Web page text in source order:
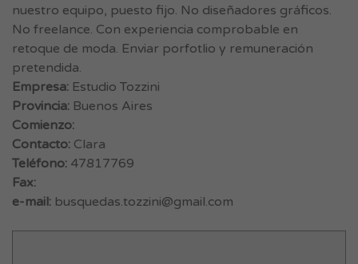
nuestro equipo, puesto fijo. No diseñadores gráficos.
No freelance. Con experiencia comprobable en
retoque de moda. Enviar porfotlio y remuneración
pretendida.
Empresa: Estudio Tozzini
Provincia: Buenos Aires
Comienzo:
Contacto: Clara
Teléfono: 47817769
Fax:
e-mail: busquedas.tozzini@gmail.com